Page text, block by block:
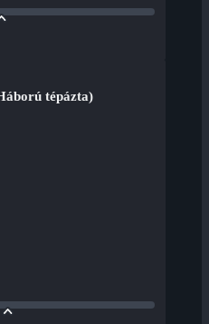
tépázta)